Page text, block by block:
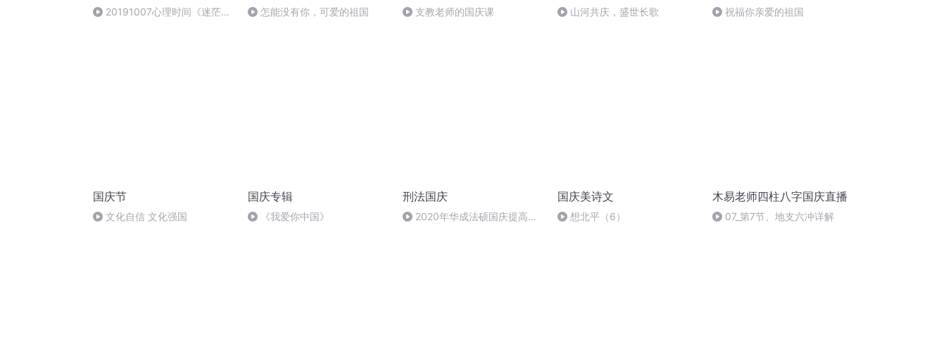
20191007心理时间《迷茫与
怎能没有你，可爱的祖国 支教老师的国庆课 山河共庆，盛世长歌 祝福你亲爱的祖国
国庆节
文化自信 文化强国
国庆专辑
《我爱你中国》
刑法国庆
2020年华成法硕国庆提高班
国庆美诗文
想北平（6）
木易老师四柱八字国庆直播
07_第7节、地支六冲详解